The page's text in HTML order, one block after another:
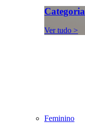
Categoria
Ver tudo >
Feminino